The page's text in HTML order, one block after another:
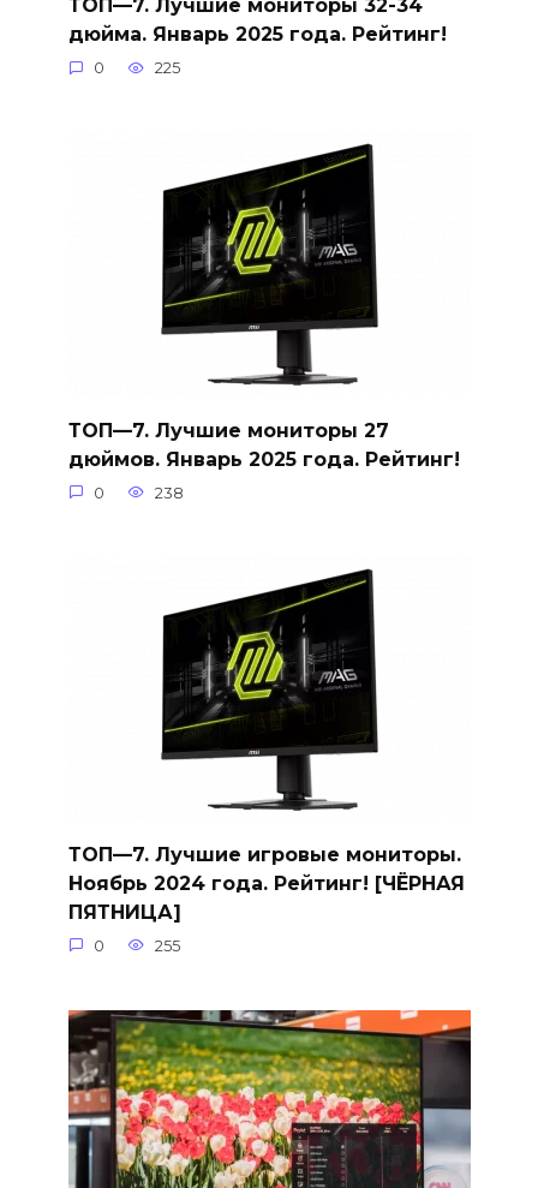
ТОП—7. Лучшие мониторы 32-34
дюйма. Январь 2025 года. Рейтинг!
0 225
ТОП—7. Лучшие мониторы 27
дюймов. Январь 2025 года. Рейтинг!
0 238
ТОП—7. Лучшие игровые мониторы.
Ноябрь 2024 года. Рейтинг! [ЧЁРНАЯ
ПЯТНИЦА]
0 255